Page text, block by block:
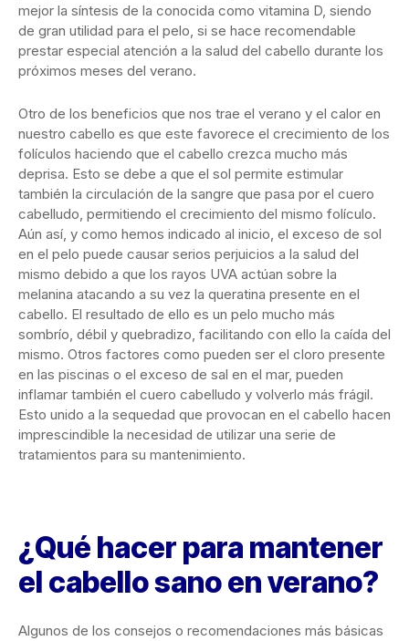
mejor la síntesis de la conocida como vitamina D, siendo
de gran utilidad para el pelo, si se hace recomendable
prestar especial atención a la salud del cabello durante los
próximos meses del verano.
Otro de los beneficios que nos trae el verano y el calor en
nuestro cabello es que este favorece el crecimiento de los
folículos haciendo que el cabello crezca mucho más
deprisa. Esto se debe a que el sol permite estimular
también la circulación de la sangre que pasa por el cuero
cabelludo, permitiendo el crecimiento del mismo folículo.
Aún así, y como hemos indicado al inicio, el exceso de sol
en el pelo puede causar serios perjuicios a la salud del
mismo debido a que los rayos UVA actúan sobre la
melanina atacando a su vez la queratina presente en el
cabello. El resultado de ello es un pelo mucho más
sombrío, débil y quebradizo, facilitando con ello la caída del
mismo. Otros factores como pueden ser el cloro presente
en las piscinas o el exceso de sal en el mar, pueden
inflamar también el cuero cabelludo y volverlo más frágil.
Esto unido a la sequedad que provocan en el cabello hacen
imprescindible la necesidad de utilizar una serie de
tratamientos para su mantenimiento.
¿Qué hacer para mantener
el cabello sano en verano?
Algunos de los consejos o recomendaciones más básicas